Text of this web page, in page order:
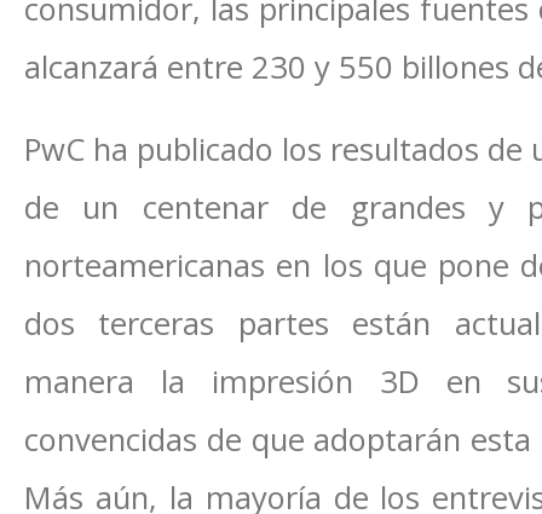
consumidor, las principales
alcanzará entre 230 y 550 billones
PwC ha publicado los resultados
de un centenar de grandes y
norteamericanas en los que pone
dos terceras partes están
manera la impresión 3D en
convencidas de que adoptarán
Más aún, la mayoría de los